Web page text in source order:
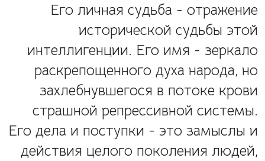
Его личная судьба - отражение
исторической судьбы этой
интеллигенции. Его имя - зеркало
раскрепощенного духа народа, но
захлебнувшегося в потоке крови
страшной репрессивной системы.
Его дела и поступки - это замыслы и
действия целого поколения людей,